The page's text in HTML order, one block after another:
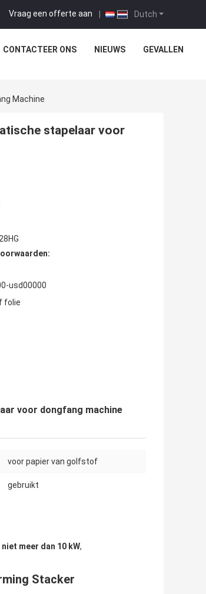
Dutch
Vraag een offerte aan |
CONTACTEER ONS NIEUWS GEVALLEN
Machine
stapelaar voor
usd00000
folie
voor dongfang machine
voor papier van golfstof
gebruikt
meer dan 10 kW,
Stacker